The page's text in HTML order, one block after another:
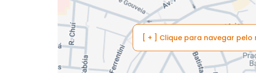
[ + ] Clique para navegar